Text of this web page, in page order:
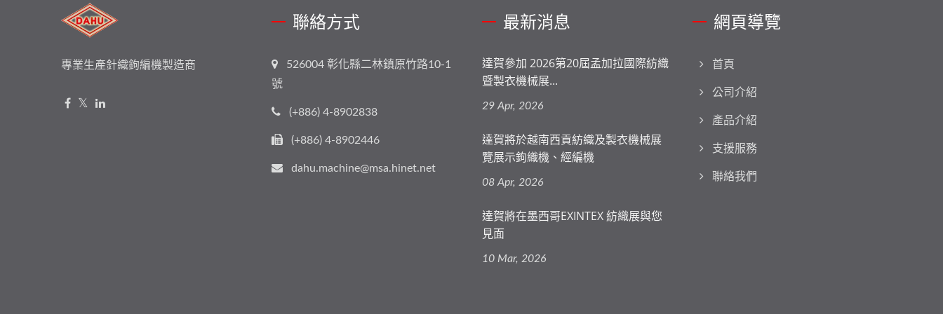
專業生產針織鉤編機製造商
聯絡方式
526004 彰化縣二林鎮原竹路10-1
號
(+886) 4-8902838
(+886) 4-8902446
dahu.machine@msa.hinet.net
最新消息
達賀參加 2026第20屆孟加拉國際紡織
暨製衣機械展...
29 Apr, 2026
達賀將於越南西貢紡織及製衣機械展
覽展示鉤織機、經編機
08 Apr, 2026
達賀將在墨西哥EXINTEX 紡織展與您
見面
10 Mar, 2026
網頁導覽
首頁
公司介紹
產品介紹
支援服務
聯絡我們